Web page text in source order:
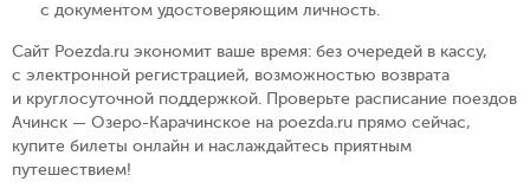
с документом удостоверяющим личность.
Сайт Poezda.ru экономит ваше время: без очередей в кассу,
с электронной регистрацией, возможностью возврата
и круглосуточной поддержкой. Проверьте расписание поездов
Ачинск — Озеро-Карачинское на poezda.ru прямо сейчас,
купите билеты онлайн и наслаждайтесь приятным
путешествием!